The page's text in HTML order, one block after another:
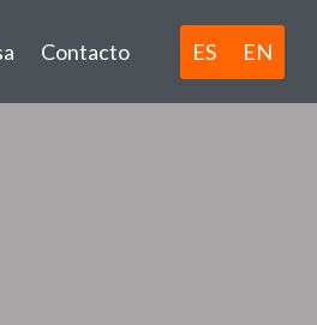
Contacto ES EN